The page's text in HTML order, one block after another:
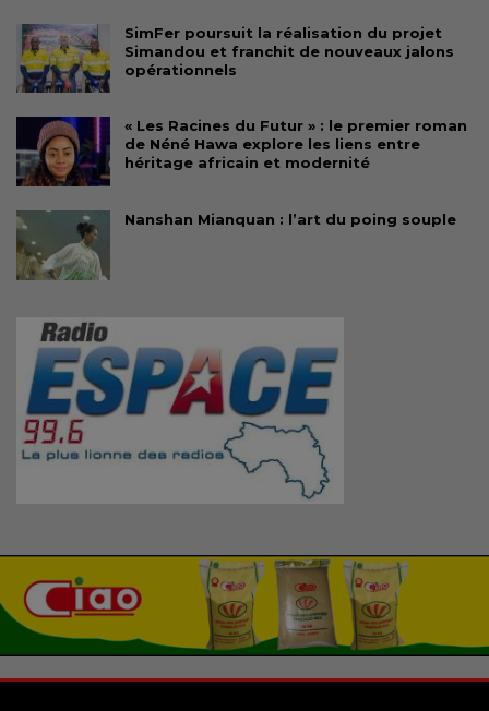
SimFer poursuit la réalisation du projet
Simandou et franchit de nouveaux jalons
opérationnels
« Les Racines du Futur » : le premier roman
de Néné Hawa explore les liens entre
héritage africain et modernité
Nanshan Mianquan : l’art du poing souple